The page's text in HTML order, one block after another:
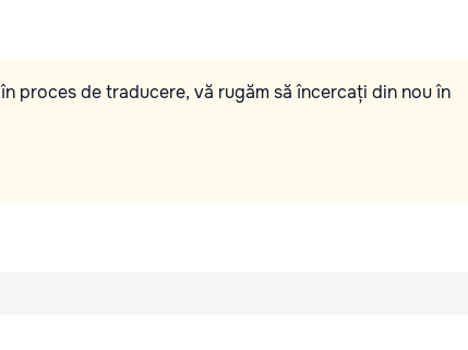
proces de traducere, vă rugăm să încercați din nou în